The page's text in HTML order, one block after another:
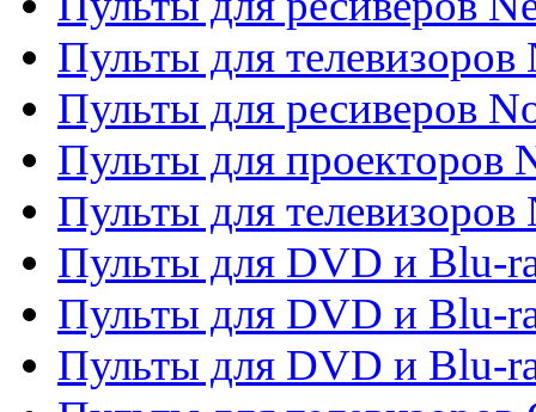
Пульты для телевизоров
Пульты для ресиверов
Пульты для проекторов
Пульты для телевизоров
Пульты для DVD и Blu-
Пульты для DVD и Blu-
Пульты для DVD и Blu-